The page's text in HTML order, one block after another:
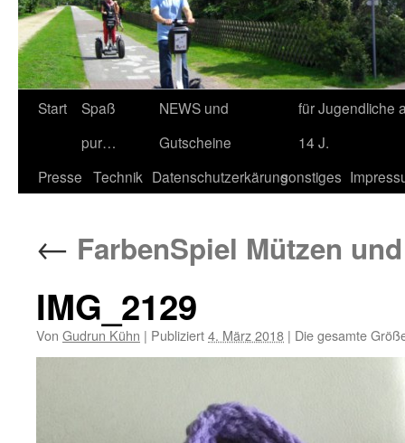
Springe
Inhalt
Start
Spaß
pur…
NEWS und
Gutscheine
für Jugendliche
14 J.
Presse Technik Datenschutzerkärungsonstiges
← FarbenSpiel Mützen
IMG_2129
Von Gudrun Kühn | Publiziert4. März 2018 | Die gesamte